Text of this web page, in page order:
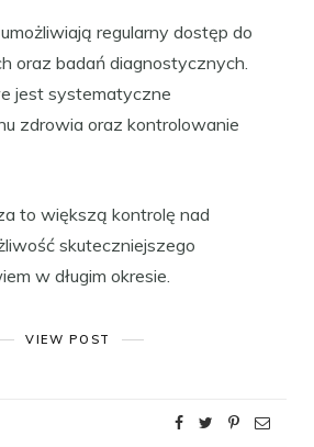
regularny dostęp do
oraz badań diagnostycznych.
jest systematyczne
zdrowia oraz kontrolowanie
to większą kontrolę nad
skuteczniejszego
w długim okresie.
VIEW POST